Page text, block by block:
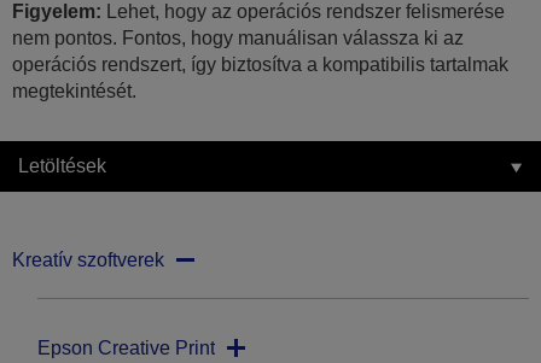
Figyelem: Lehet, hogy az operációs rendszer felismerése
nem pontos. Fontos, hogy manuálisan válassza ki az
operációs rendszert, így biztosítva a kompatibilis tartalmak
megtekintését.
Letöltések
Kreatív szoftverek
Epson Creative Print